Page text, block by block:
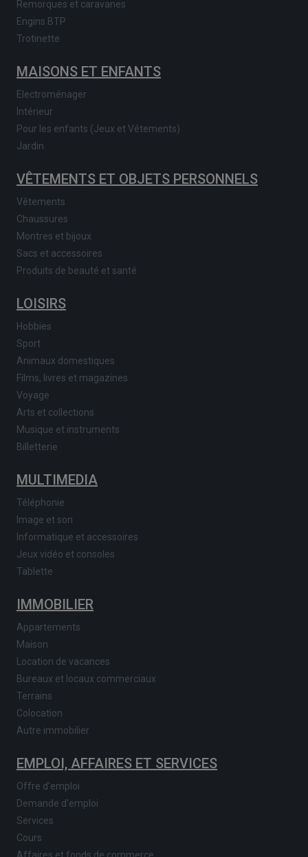
Remorques et caravanes
Engins BTP
Trotinette
MAISONS ET ENFANTS
Electroménager
Intérieur
Pour les enfants (Jeux et Vêtements)
Jardin
VÊTEMENTS ET OBJETS PERSONNELS
Vêtements
Chaussures
Montres et bijoux
Sacs et accessoires
Produits de beauté et santé
LOISIRS
Hobbies
Sport
Animaux domestiques
Films, livres et magazines
Voyage
Arts et collections
Musique et instruments
Billetterie
MULTIMEDIA
Téléphonie
Image et son
Informatique et accessoires
Jeux vidéo et consoles
Tablette
IMMOBILIER
Appartements
Maison
Location de vacances
Bureaux et locaux commerciaux
Terrains
Colocation
Autre immobilier
EMPLOI, AFFAIRES ET SERVICES
Offre d'emploi
Demande d'emploi
Services
Cours